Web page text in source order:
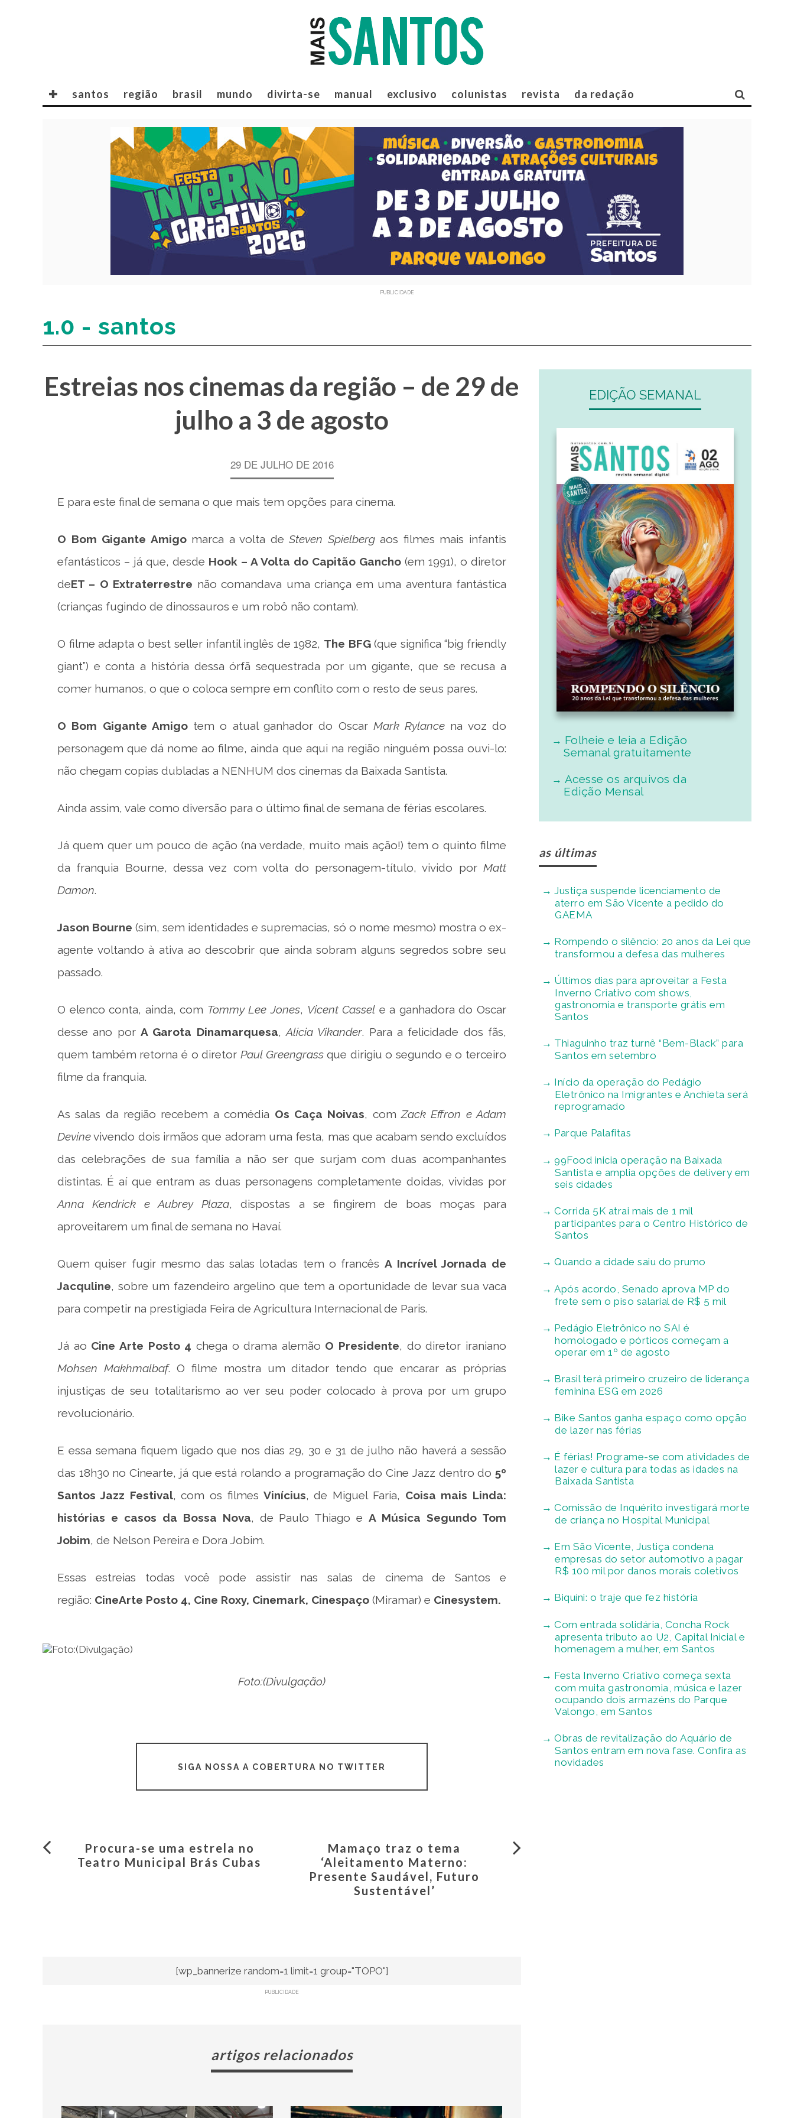
✚ santos região brasil mundo divirta-se manual exclusivo colunistas revista da redação
PUBLICIDADE
1.0 - santos
Estreias nos cinemas da região – de 29 de
julho a 3 de agosto
29 DE JULHO DE 2016
E para este final de semana o que mais tem opções para cinema.
O Bom Gigante Amigo marca a volta de Steven Spielbergaos filmes mais infantis
efantásticos – já que, desde Hook – A Volta do Capitão Gancho (em 1991), o diretor
deET – O Extraterrestre não comandava uma criança em uma aventura fantástica
(crianças fugindo de dinossauros e um robô não contam).
O filme adapta o best seller infantil inglês de 1982, The BFG(que significa “big friendly
giant”) e conta a história dessa órfã sequestrada por um gigante, que se recusa a
comer humanos, o que o coloca sempre em conflito com o resto de seus pares.
O Bom Gigante Amigotem o atual ganhador do Oscar Mark Rylance na voz do
personagem que dá nome ao filme, ainda que aqui na região ninguém possa ouvi-lo:
não chegam copias dubladas a NENHUM dos cinemas da Baixada Santista.
Ainda assim, vale como diversão para o último final de semana de férias escolares.
Já quem quer um pouco de ação (na verdade, muito mais ação!) tem o quinto filme
da franquia Bourne, dessa vez com volta do personagem-título, vivido porMatt
Damon.
Jason Bourne (sim, sem identidades e supremacias, só o nome mesmo) mostra o ex-
agente voltando à ativa ao descobrir que ainda sobram alguns segredos sobre seu
passado.
O elenco conta, ainda, com Tommy Lee Jones, Vicent Cassel e a ganhadora do Oscar
desse ano por A Garota Dinamarquesa,Alicia Vikander. Para a felicidade dos fãs,
quem também retorna é o diretor Paul Greengrassque dirigiu o segundo e o terceiro
filme da franquia.
As salas da região recebem a comédia Os Caça Noivas, com Zack Effron e Adam
Devinevivendo dois irmãos que adoram uma festa, mas que acabam sendo excluídos
das celebrações de sua família a não ser que surjam com duas acompanhantes
distintas. É aí que entram as duas personagens completamente doidas, vividas por
Anna Kendrick e Aubrey Plaza, dispostas a se fingirem de boas moças para
aproveitarem um final de semana no Havaí.
Quem quiser fugir mesmo das salas lotadas tem o francês A Incrível Jornada de
Jacquline, sobre um fazendeiro argelino que tem a oportunidade de levar sua vaca
para competir na prestigiada Feira de Agricultura Internacional de Paris.
Já ao Cine Arte Posto 4 chega o drama alemão O Presidente, do diretor iraniano
Mohsen Makhmalbaf. O filme mostra um ditador tendo que encarar as próprias
injustiças de seu totalitarismo ao ver seu poder colocado à prova por um grupo
revolucionário.
E essa semana fiquem ligado que nos dias 29, 30 e 31 de julho não haverá a sessão
das 18h30 no Cinearte, já que está rolando a programação do Cine Jazz dentro do 5º
Santos Jazz Festival, com os filmes Vinícius, de Miguel Faria, Coisa mais Linda:
histórias e casos da Bossa Nova, de Paulo Thiago eA Música Segundo Tom
Jobim, de Nelson Pereira e Dora Jobim.
Essas estreias todas você pode assistir nas salas de cinema de Santos e
região: CineArte Posto 4, Cine Roxy, Cinemark, Cinespaço (Miramar) e Cinesystem.
Foto:(Divulgação)
SIGA NOSSA A COBERTURA NO TWITTER
Procura-se uma estrela no
Teatro Municipal Brás Cubas
Mamaço traz o tema
‘Aleitamento Materno:
Presente Saudável, Futuro
Sustentável’
[wp_bannerize random=1 limit=1 group="TOPO"]
PUBLICIDADE
artigos relacionados
EDIÇÃO SEMANAL
Folheie e leia a Edição
Semanal gratuitamente
Acesse os arquivos da
Edição Mensal
as últimas
Justiça suspende licenciamento de
aterro em São Vicente a pedido do
GAEMA
Rompendo o silêncio: 20 anos da Lei que
transformou a defesa das mulheres
Últimos dias para aproveitar a Festa
Inverno Criativo com shows,
gastronomia e transporte grátis em
Santos
Thiaguinho traz turnê “Bem-Black” para
Santos em setembro
Início da operação do Pedágio
Eletrônico na Imigrantes e Anchieta será
reprogramado
Parque Palafitas
99Food inicia operação na Baixada
Santista e amplia opções de delivery em
seis cidades
Corrida 5K atrai mais de 1 mil
participantes para o Centro Histórico de
Santos
Quando a cidade saiu do prumo
Após acordo, Senado aprova MP do
frete sem o piso salarial de R$ 5 mil
Pedágio Eletrônico no SAI é
homologado e pórticos começam a
operar em 1º de agosto
Brasil terá primeiro cruzeiro de liderança
feminina ESG em 2026
Bike Santos ganha espaço como opção
de lazer nas férias
É férias! Programe-se com atividades de
lazer e cultura para todas as idades na
Baixada Santista
Comissão de Inquérito investigará morte
de criança no Hospital Municipal
Em São Vicente, Justiça condena
empresas do setor automotivo a pagar
R$ 100 mil por danos morais coletivos
Biquíni: o traje que fez história
Com entrada solidária, Concha Rock
apresenta tributo ao U2, Capital Inicial e
homenagem a mulher, em Santos
Festa Inverno Criativo começa sexta
com muita gastronomia, música e lazer
ocupando dois armazéns do Parque
Valongo, em Santos
Obras de revitalização do Aquário de
Santos entram em nova fase. Confira as
novidades